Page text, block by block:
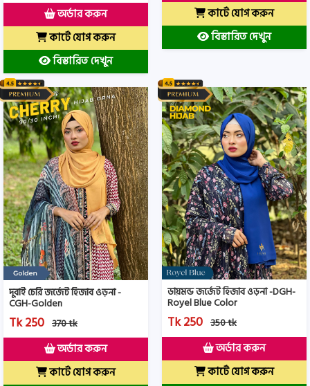
অর্ডার করুন
কার্টে যোগ করুন
বিস্তারিত দেখুন
কার্টে যোগ করুন
বিস্তারিত দেখুন
দুবাই চেরি জর্জেট হিজাব ওড়না -
CGH-Golden
Tk 250 370 tk
অর্ডার করুন
কার্টে যোগ করুন
ডায়মন্ড জর্জেট হিজাব ওড়না -DGH-
Royel Blue Color
Tk 250 350 tk
অর্ডার করুন
কার্টে যোগ করুন